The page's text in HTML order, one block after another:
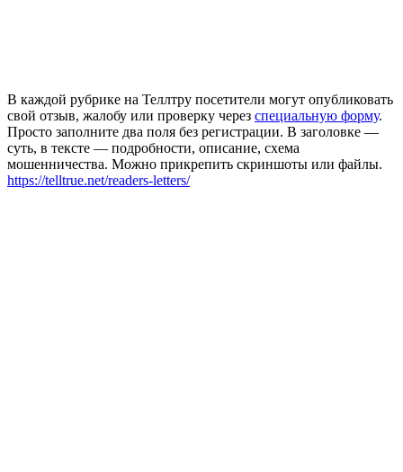
В каждой рубрике на Теллтру посетители могут опубликовать
свой отзыв, жалобу или проверку через специальную форму.
Просто заполните два поля без регистрации. В заголовке —
суть, в тексте — подробности, описание, схема
мошенничества. Можно прикрепить скриншоты или файлы.
https://telltrue.net/readers-letters/